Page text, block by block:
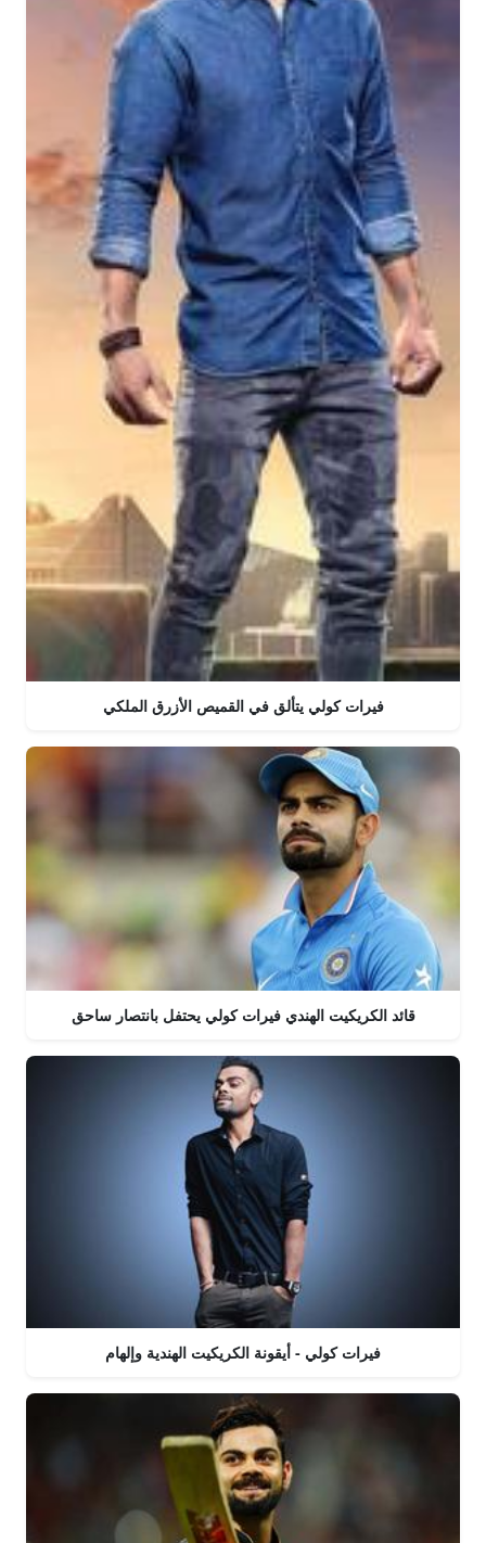
فيرات كولي يتألق في القميص الأزرق الملكي
قائد الكريكيت الهندي فيرات كولي يحتفل بانتصار ساحق
فيرات كولي - أيقونة الكريكيت الهندية وإلهام